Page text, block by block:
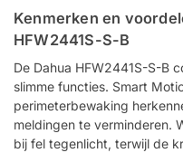
Kenmerken en
HFW2441S-S-B
De Dahua HFW2441S-S-B
slimme functies. Smart
perimeterbewaking
meldingen te verminderen.
bij fel tegenlicht, terwijl de